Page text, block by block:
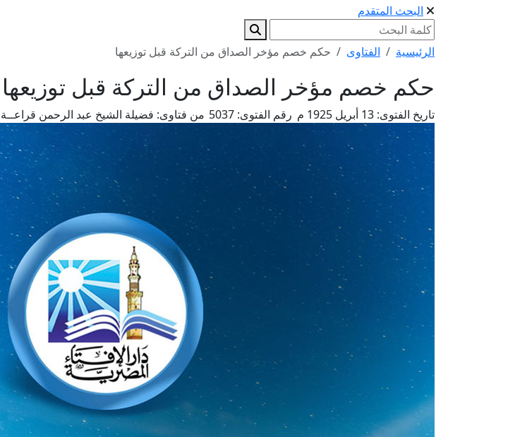
البحث المتقدم
الرئيسية الفتاوى حكم خصم مؤخر الصداق من التركة قبل توزيعها
حكم خصم مؤخر الصداق من التركة قبل توزيعها
تاريخ الفتوى: رقم الفتوى: من فتاوى: فضيلة الشيخ عبد الرحمن قراعــة